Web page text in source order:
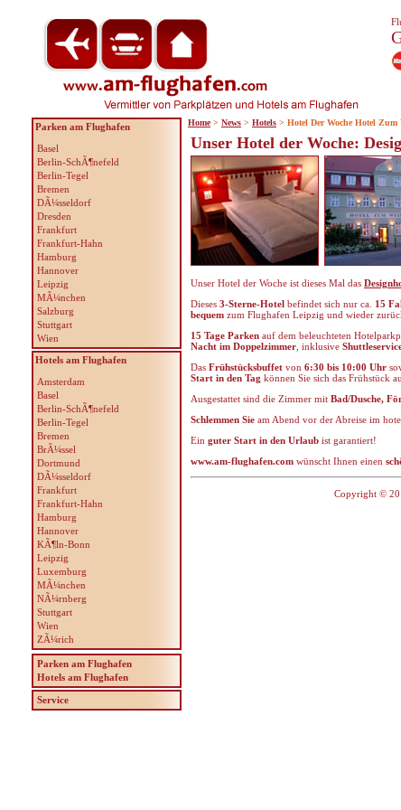
Unser Hotel der Woche:
Unser Hotel der Woche ist dieses Mal das
Dieses 3-Sterne-Hotel befindet sich nur ca. 15
bequem zum Flughafen Leipzig und wieder
15 Tage Parken auf dem beleuchteten
Nacht im Doppelzimmer , inklusive
Das Frühstücksbuffet von 6:30 bis 10:00 Uhr
Start in den Tag können Sie sich das Frühstück
Ausgestattet sind die Zimmer mit Bad/Dusche,
Schlemmen Sie am Abend vor der Abreise im
Ein guter Start in den Urlaub ist garantiert!
www.am-flughafen.com wünscht Ihnen einen
Copyright ©
Parken am Flughafen
Basel
Berlin-SchÃ¶nefeld
Berlin-Tegel
Bremen
DÃ¼sseldorf
Dresden
Frankfurt
Frankfurt-Hahn
Hamburg
Hannover
Leipzig
MÃ¼nchen
Salzburg
Stuttgart
Wien
Hotels am Flughafen
Amsterdam
Basel
Berlin-SchÃ¶nefeld
Berlin-Tegel
Bremen
BrÃ¼ssel
Dortmund
DÃ¼sseldorf
Frankfurt
Frankfurt-Hahn
Hamburg
Hannover
KÃ¶ln-Bonn
Leipzig
Luxemburg
MÃ¼nchen
NÃ¼rnberg
Stuttgart
Wien
ZÃ¼rich
Parken am Flughafen
Hotels am Flughafen
Service
Home > News > Hotels > Hotel Der Woche Hotel Zum